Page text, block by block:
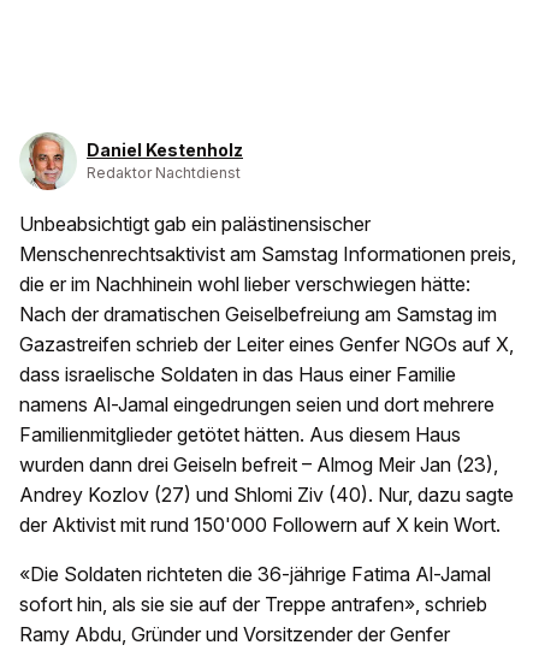
Daniel Kestenholz
Redaktor Nachtdienst
Unbeabsichtigt gab ein palästinensischer
Menschenrechtsaktivist am Samstag Informationen preis,
die er im Nachhinein wohl lieber verschwiegen hätte:
Nach der dramatischen Geiselbefreiung am Samstag im
Gazastreifen schrieb der Leiter eines Genfer NGOs auf X,
dass israelische Soldaten in das Haus einer Familie
namens Al-Jamal eingedrungen seien und dort mehrere
Familienmitglieder getötet hätten. Aus diesem Haus
wurden dann drei Geiseln befreit – Almog Meir Jan (23),
Andrey Kozlov (27) und Shlomi Ziv (40). Nur, dazu sagte
der Aktivist mit rund 150'000 Followern auf X kein Wort.
«Die Soldaten richteten die 36-jährige Fatima Al-Jamal
sofort hin, als sie sie auf der Treppe antrafen», schrieb
Ramy Abdu, Gründer und Vorsitzender der Genfer